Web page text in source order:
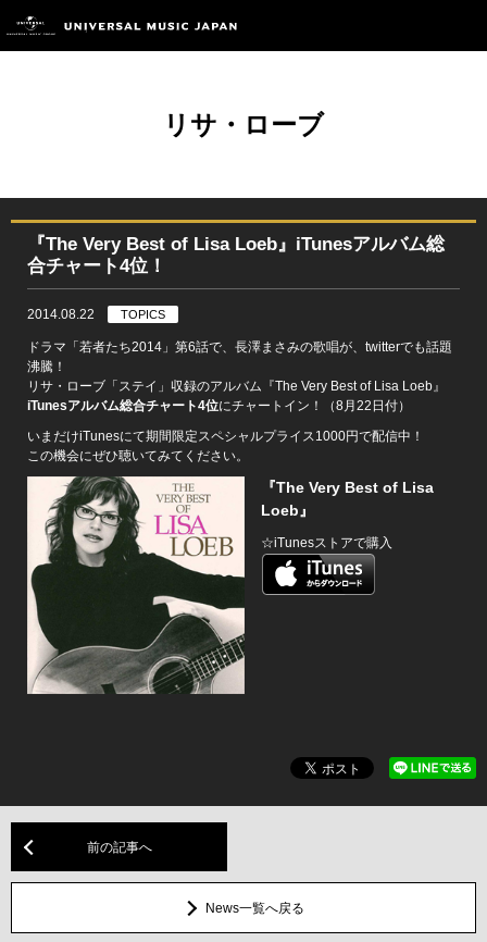
リサ・ローブ
『The Very Best of Lisa Loeb』iTunesアルバム総
合チャート4位！
2014.08.22 TOPICS
ドラマ「若者たち2014」第6話で、長澤まさみの歌唱が、twitterでも話題
沸騰！
リサ・ローブ「ステイ」収録のアルバム『The Very Best of Lisa Loeb』
iTunesアルバム総合チャート4位にチャートイン！（8月22日付）
いまだけiTunesにて期間限定スペシャルプライス1000円で配信中！
この機会にぜひ聴いてみてください。
『The Very Best of Lisa
Loeb』
☆iTunesストアで購入
前の記事へ
News一覧へ戻る